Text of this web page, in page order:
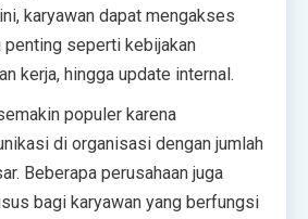
karyawan dapat mengakses
seperti kebijakan
kerja, hingga update internal.
populer karena
di organisasi dengan jumlah
Beberapa perusahaan juga
bagi karyawan yang berfungsi